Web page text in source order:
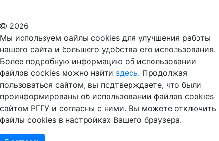
2026
Мы используем файлы cookies для улучшения работы
нашего сайта и большего удобства его использования.
Более подробную информацию об использовании
файлов cookies можно найти здесь. Продолжая
пользоваться сайтом, вы подтверждаете, что были
проинформированы об использовании файлов cookies
сайтом РГГУ и согласны с ними. Вы можете отключить
файлы cookies в настройках Вашего браузера.